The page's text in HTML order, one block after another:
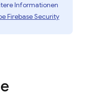
Informationen
Firebase Security